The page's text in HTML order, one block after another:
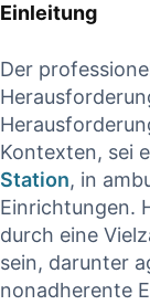
Einleitung
Der
Kontexten, sei⁢
Station, in⁣
Einrichtungen.
durch eine
sein, darunter
nonadherente